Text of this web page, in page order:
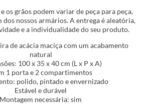
os grãos podem variar de peça para peça,
nossos armários. A entrega é aleatória,
e a individualidade do seu produto.
de acácia maciça com um acabamento
natural
100 x 35 x 40 cm (L x P x A)
1 porta e 2 compartimentos
polido, pintado e envernizado
Estável e durável
Montagem necessária: sim